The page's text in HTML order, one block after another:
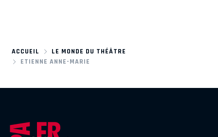
ACCUEIL
LE MONDE DU THÉÂTRE
ETIENNE ANNE-MARIE